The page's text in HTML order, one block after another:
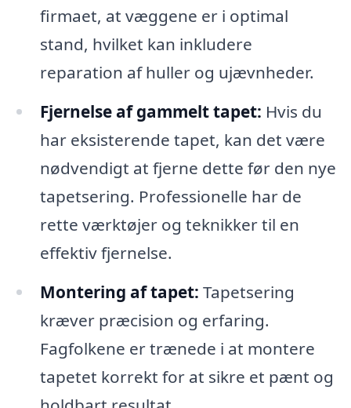
firmaet, at væggene er i optimal
stand, hvilket kan inkludere
reparation af huller og ujævnheder.
Fjernelse af gammelt tapet: Hvis du
har eksisterende tapet, kan det være
nødvendigt at fjerne dette før den nye
tapetsering. Professionelle har de
rette værktøjer og teknikker til en
effektiv fjernelse.
Montering af tapet: Tapetsering
kræver præcision og erfaring.
Fagfolkene er trænede i at montere
tapetet korrekt for at sikre et pænt og